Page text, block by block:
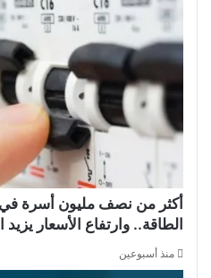
أكثر من نصف مليون أسرة في
الطاقة.. وارتفاع الأسعار يزيد
منذ أسبوعين